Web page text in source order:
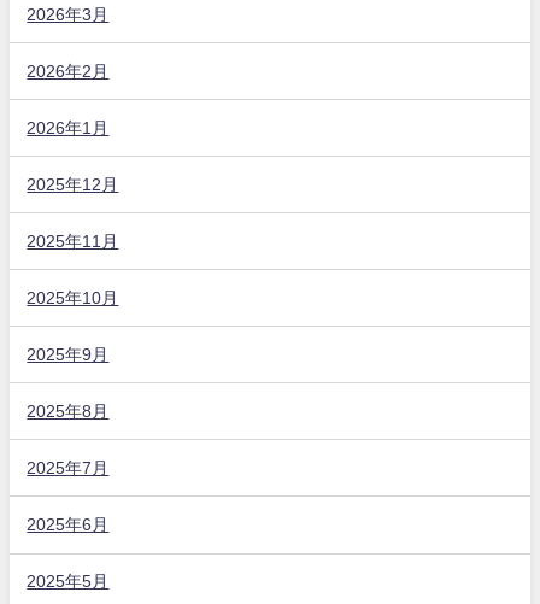
2026年3月
2026年2月
2026年1月
2025年12月
2025年11月
2025年10月
2025年9月
2025年8月
2025年7月
2025年6月
2025年5月